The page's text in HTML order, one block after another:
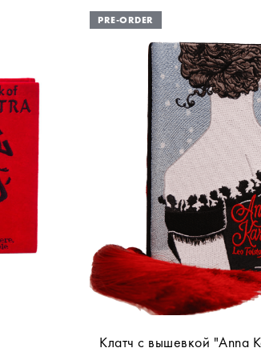
Клатч с вышевкой "Anna